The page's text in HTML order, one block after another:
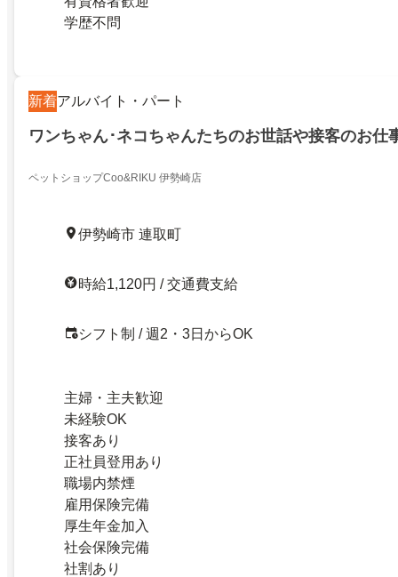
学歴不問
新着アルバイト・パート
ワンちゃん･ネコちゃんたちのお世話や接客のお仕
ペットショップCoo&RIKU 伊勢崎店
伊勢崎市 連取町
時給1,120円 / 交通費支給
シフト制 / 週2・3日からOK
主婦・主夫歓迎
未経験OK
接客あり
正社員登用あり
職場内禁煙
雇用保険完備
厚生年金加入
社会保険完備
社割あり